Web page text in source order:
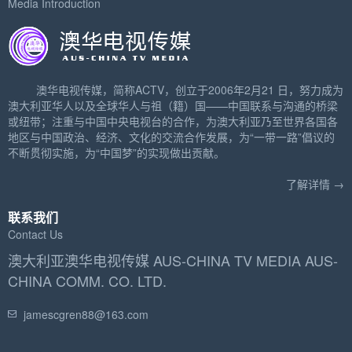
澳华电视传媒，简称ACTV，创立于2006年2月21 日，努力成为
澳大利亚华人以及全球华人与祖（籍）国——中国联系与沟通的桥梁
或纽带；注重与中国中央电视台的合作，为澳大利亚乃至世界各国各
地区与中国政治、经济、文化的交流合作发展，为“一带一路”倡议的
不断贯彻实施，为“中国梦”的实现做出贡献。
了解详情 →
联系我们
Contact Us
澳大利亚澳华电视传媒 AUS-CHINA TV MEDIA AUS-
CHINA COMM. CO. LTD.
jamescgren88@163.com